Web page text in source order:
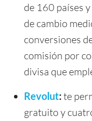
de 160 países
de cambio
conversiones
comisión por
divisa que
Revolut: te
gratuito y